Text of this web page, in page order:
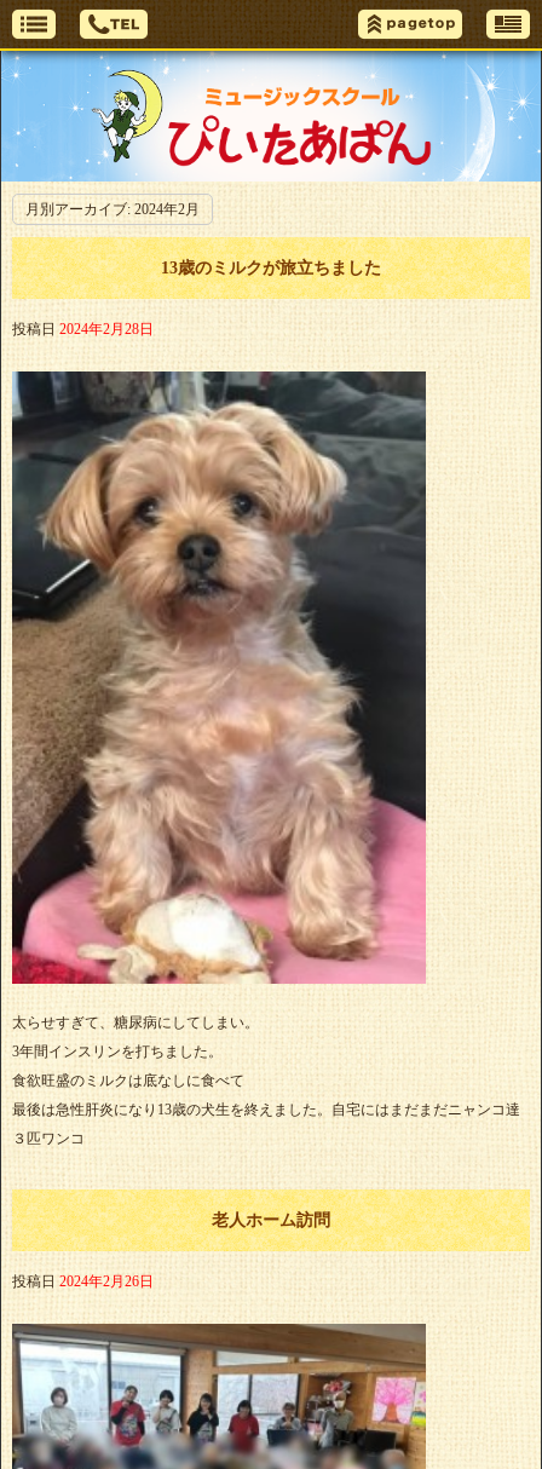
月別アーカイブ: 2024年2月
13歳のミルクが旅立ちました
投稿日 2024年2月28日
太らせすぎて、糖尿病にしてしまい。
3年間インスリンを打ちました。
食欲旺盛のミルクは底なしに食べて
最後は急性肝炎になり13歳の犬生を終えました。自宅にはまだまだニャンコ達
３匹ワンコ
老人ホーム訪問
投稿日 2024年2月26日